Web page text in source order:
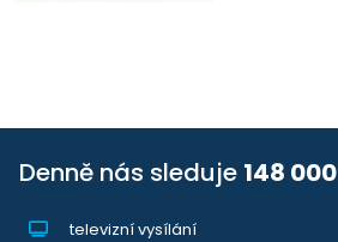
Denně nás sleduje 148 000
televizní vysílání